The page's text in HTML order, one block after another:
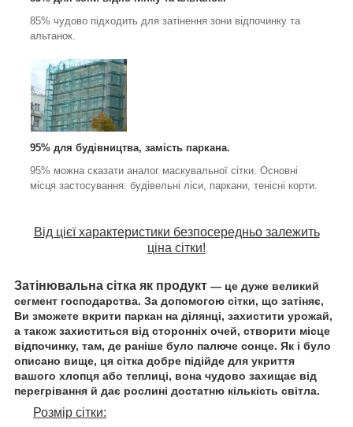
85% чудово підходить для затінення зони відпочинку та
альтанок.
95% для будівництва, замість паркана.
95% можна сказати аналог маскувальної сітки. Основні
місця застосування: будівельні ліси, паркани, тенісні корти.
Від цієї характеристики безпосередньо залежить
ціна сітки!
Затінювальна сітка як продукт — це дуже великий
сегмент господарства. За допомогою сітки, що затіняє,
Ви зможете вкрити паркан на ділянці, захистити урожай,
а також захиститься від сторонніх очей, створити місце
відпочинку, там, де раніше було палюче сонце. Як і було
описано вище, ця сітка добре підійде для укриття
вашого хлопця або теплиці, вона чудово захищає від
перегрівання й дає рослині достатню кількість світла.
Розмір сітки: